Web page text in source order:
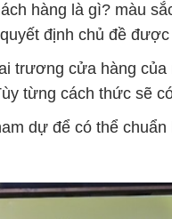
hàng là gì? màu
định chủ đề
trương cửa hàng
từng cách thức sẽ
dự để có thể